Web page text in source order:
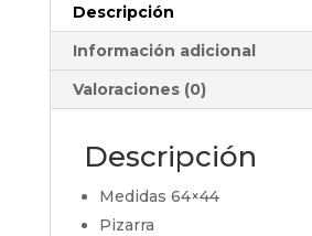
Descripción
Información adicional
Valoraciones (0)
Descripción
Medidas 64×44
Pizarra